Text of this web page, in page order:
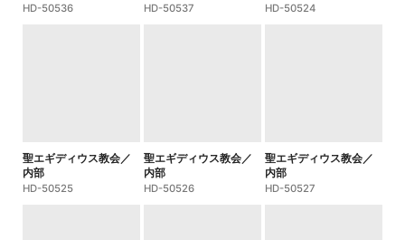
HD-50536 HD-50537 HD-50524
聖エギディウス教会／
内部
HD-50525
聖エギディウス教会／
内部
HD-50526
聖エギディウス教会／
内部
HD-50527